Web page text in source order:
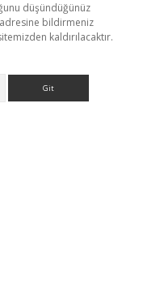
düşündüğünüz
adresine bildirmeniz
kaldırılacaktır.